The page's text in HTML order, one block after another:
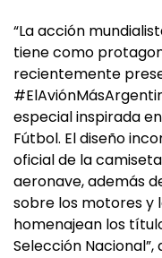
“La acción
tiene como
recientemente
especial inspirada
Fútbol. El diseño
oficial de la
aeronave, además
sobre los motores y
homenajean los
Selección